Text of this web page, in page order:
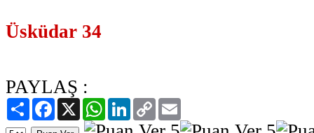
Üsküdar 34
PAYLAŞ :
PaylaşFacebook
X WhatsAppLinkedIn
Copy
Link